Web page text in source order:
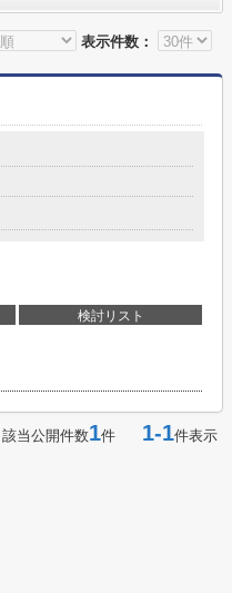
表示件数：
検討リスト
該当公開件数1件 1-1件表示